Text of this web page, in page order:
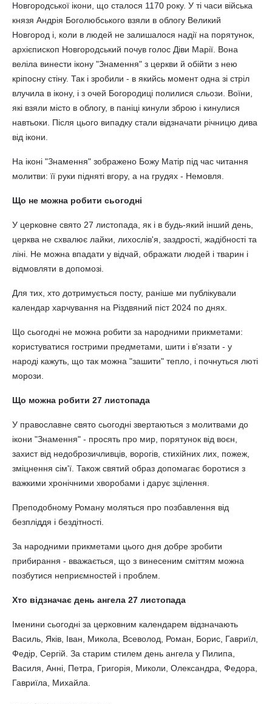
Новгородської ікони, що сталося 1170 року. У ті часи війська
князя Андрія Боголюбського взяли в облогу Великий
Новгород і, коли в людей не залишалося надії на порятунок,
архієпископ Новгородський почув голос Діви Марії. Вона
веліла винести ікону "Знамення" з церкви й обійти з нею
кріпосну стіну. Так і зробили - в якийсь момент одна зі стріл
влучила в ікону, і з очей Богородиці полилися сльози. Воїни,
які взяли місто в облогу, в паніці кинули зброю і кинулися
навтьоки. Після цього випадку стали відзначати річницю дива
від ікони.
На іконі "Знамення" зображено Божу Матір під час читання
молитви: її руки підняті вгору, а на грудях - Немовля.
Що не можна робити сьогодні
У церковне свято 27 листопада, як і в будь-який інший день,
церква не схвалює лайки, лихослів'я, заздрості, жадібності та
ліні. Не можна впадати у відчай, ображати людей і тварин і
відмовляти в допомозі.
Для тих, хто дотримується посту, раніше ми публікували
календар харчування на Різдвяний піст 2024 по днях.
Що сьогодні не можна робити за народними прикметами:
користуватися гострими предметами, шити і в'язати - у
народі кажуть, що так можна "зашити" тепло, і почнуться люті
морози.
Що можна робити 27 листопада
У православне свято сьогодні звертаються з молитвами до
ікони "Знамення" - просять про мир, порятунок від воєн,
захист від недоброзичливців, ворогів, стихійних лих, пожеж,
зміцнення сім'ї. Також святий образ допомагає боротися з
важкими хронічними хворобами і дарує зцілення.
Преподобному Роману моляться про позбавлення від
безпліддя і бездітності.
За народними прикметами цього дня добре зробити
прибирання - вважається, що з винесеним сміттям можна
позбутися неприємностей і проблем.
Хто відзначає день ангела 27 листопада
Іменини сьогодні за церковним календарем відзначають
Василь, Яків, Іван, Микола, Всеволод, Роман, Борис, Гавриїл,
Федір, Сергій. За старим стилем день ангела у Пилипа,
Василя, Анні, Петра, Григорія, Миколи, Олександра, Федора,
Гавриїла, Михайла.